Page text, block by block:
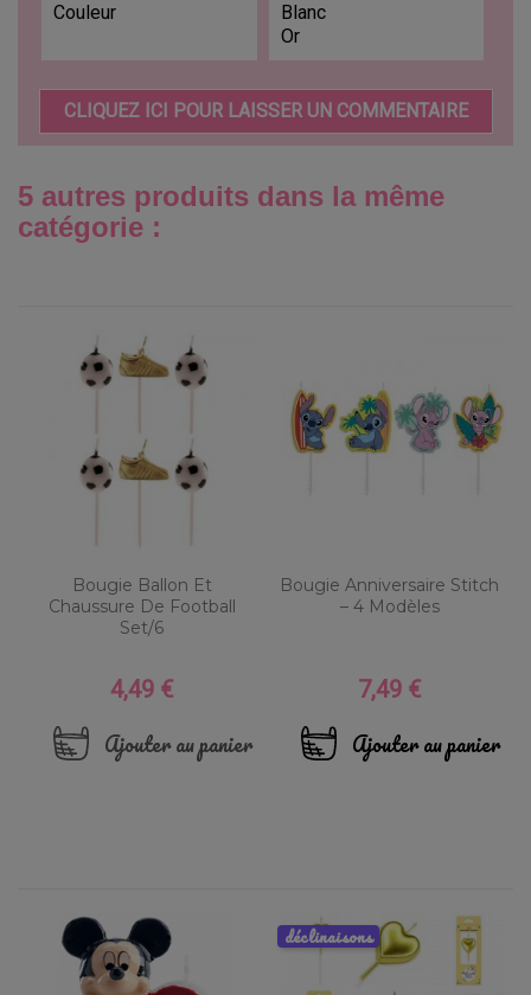
Couleur
Blanc
Or
CLIQUEZ ICI POUR LAISSER UN COMMENTAIRE
5 autres produits dans la même
catégorie :
Bougie Ballon Et
Chaussure De Football
Set/6
Prix
4,49 €
Ajouter au panier
Bougie Anniversaire Stitch
– 4 Modèles
Prix
7,49 €
Ajouter au panier
déclinaisons